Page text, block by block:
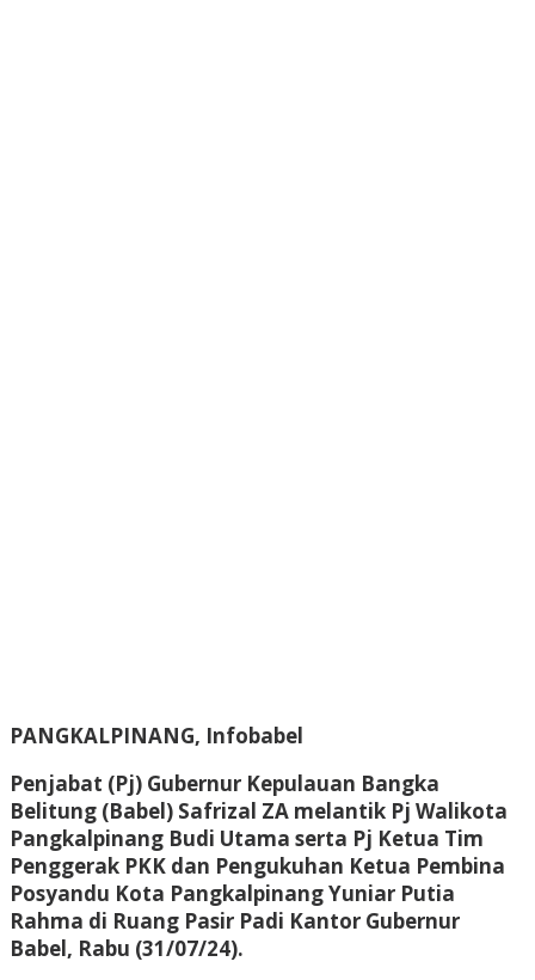
PANGKALPINANG, Infobabel
Penjabat (Pj) Gubernur Kepulauan Bangka
Belitung (Babel) Safrizal ZA melantik Pj Walikota
Pangkalpinang Budi Utama serta Pj Ketua Tim
Penggerak PKK dan Pengukuhan Ketua Pembina
Posyandu Kota Pangkalpinang Yuniar Putia
Rahma di Ruang Pasir Padi Kantor Gubernur
Babel, Rabu (31/07/24).